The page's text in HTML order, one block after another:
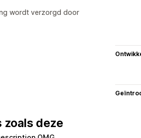
wordt verzorgd door
zoals deze